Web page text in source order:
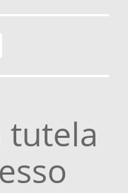
tutela